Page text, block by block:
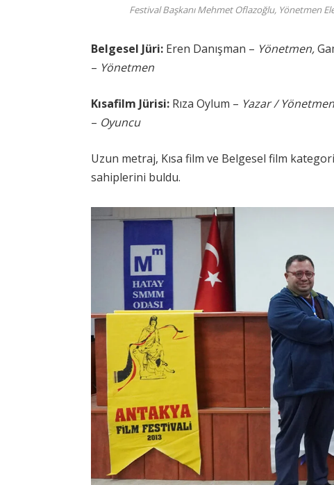
Festival Başkanı Mehmet Oflazoğlu, Yönetmen
Belgesel Jüri: Eren Danışman – Yönetmen,
– Yönetmen
Kısafilm Jürisi: Rıza Oylum – Yazar /
– Oyuncu
Uzun metraj, Kısa film ve Belgesel film
sahiplerini buldu.